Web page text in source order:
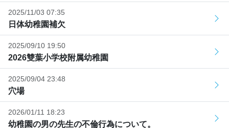
2025/11/03 07:35
日体幼稚園補欠
2025/09/10 19:50
2026雙葉小学校附属幼稚園
2025/09/04 23:48
穴場
2026/01/11 18:23
幼稚園の男の先生の不倫行為について。